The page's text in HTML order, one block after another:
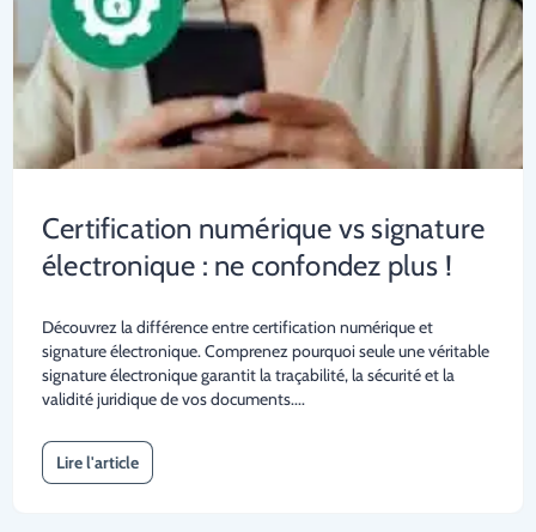
Certification numérique vs signature
électronique : ne confondez plus !
Découvrez la différence entre certification numérique et
signature électronique. Comprenez pourquoi seule une véritable
signature électronique garantit la traçabilité, la sécurité et la
validité juridique de vos documents....
Lire l'article